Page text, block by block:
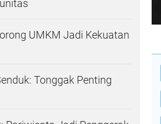
UMKM Jadi Kekuatan
Tonggak Penting